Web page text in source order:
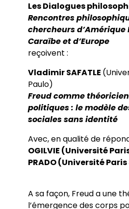
Les Dialogues
Rencontres
chercheurs d’Amérique
Caraïbe et d’Europe
reçoivent :
Vladimir SAFATLE
Paulo)
Freud comme
politiques : le modèle
sociales sans identité
Avec, en qualité de
OGILVIE (Université
PRADO (Université
A sa façon, Freud a une
l’émergence des corps